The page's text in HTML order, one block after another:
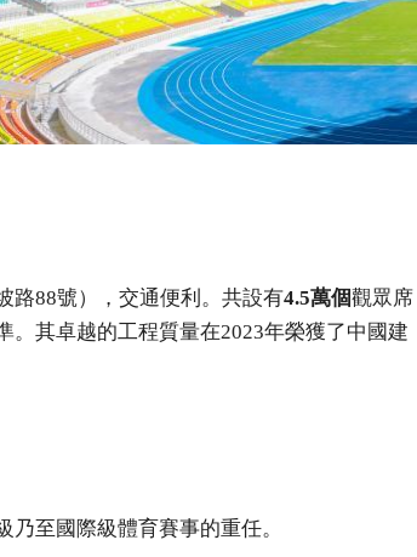
路88號），交通便利。共設有4.5萬個觀眾席
其卓越的工程質量在2023年榮獲了中國建
至國際級體育賽事的重任。